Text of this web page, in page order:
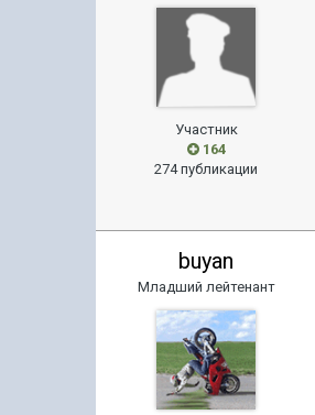
Участник
164
274 публикации
buyan
Младший лейтенант